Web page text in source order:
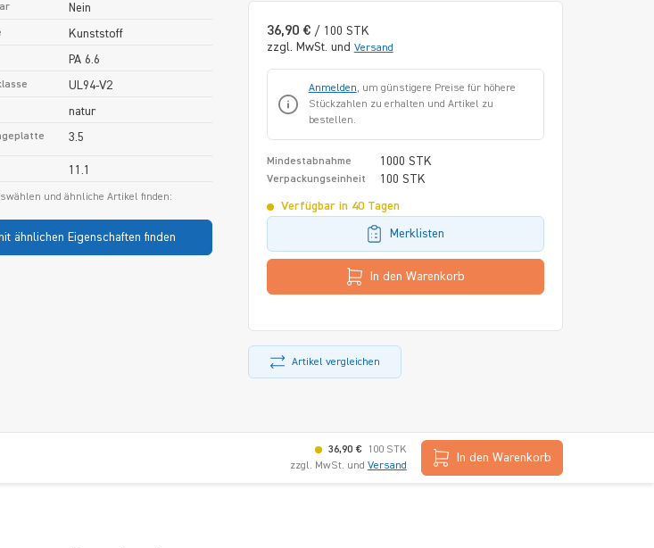
36,90 € / 100 STK
zzgl. MwSt. und Versand
Anmelden, um günstigere Preise für höhere
Stückzahlen zu erhalten und Artikel zu
bestellen.
Mindestabnahme 1000 STK
Verpackungseinheit 100 STK
Verfügbar in 40 Tagen
Merklisten
In den Warenkorb
Artikel vergleichen
Nein
Kunststoff
PA 6.6
UL94-V2
natur
3.5
11.1
und ähnliche Artikel finden:
ähnlichen Eigenschaften finden
36,90 €
100 STK
zzgl. MwSt. und Versand
In den Warenkorb